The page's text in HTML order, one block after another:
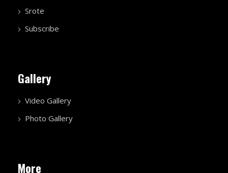
Srote
Subscribe
Gallery
Video Gallery
Photo Gallery
More